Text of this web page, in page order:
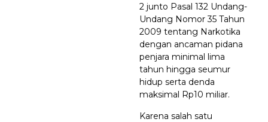
2 junto Pasal 132 Undang-
Undang Nomor 35 Tahun
2009 tentang Narkotika
dengan ancaman pidana
penjara minimal lima
tahun hingga seumur
hidup serta denda
maksimal Rp10 miliar.
Karena salah satu